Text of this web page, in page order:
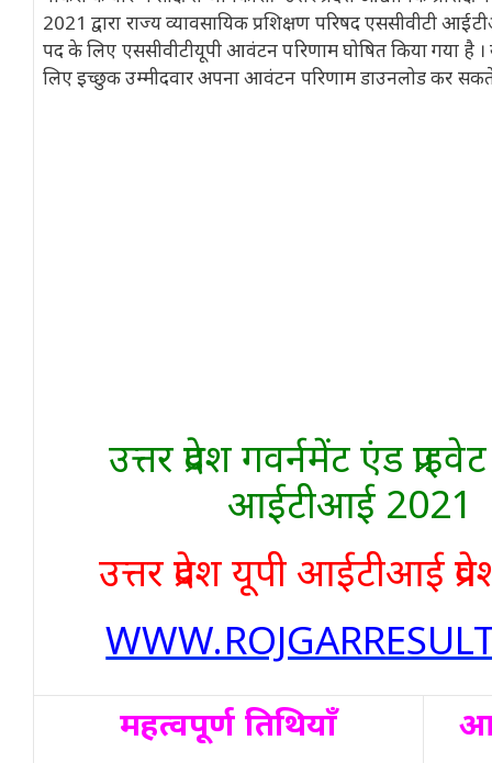
2021 द्वारा राज्य व्यावसायिक प्रशिक्षण परिषद एससीवीटी
पद के लिए एससीवीटीयूपी आवंटन परिणाम घोषित किया गया है
लिए इच्छुक उम्मीदवार अपना आवंटन परिणाम डाउनलोड कर
उत्तर प्रदेश गवर्नमेंट एंड
आईटीआई 2021
उत्तर प्रदेश यूपी आईटीआई
महत्वपूर्ण तिथियाँ